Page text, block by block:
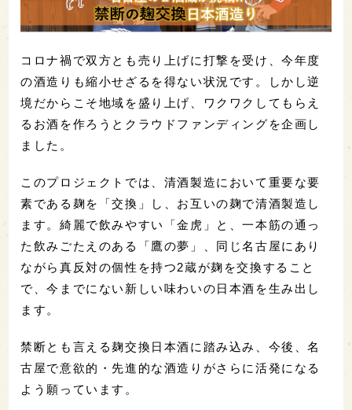
コロナ禍で双方とも売り上げに打撃を受け、今年度
の酒造りも縮小せざるを得ない状況です。しかし逆
境だからこそ地域を盛り上げ、ワクワクしてもらえ
るお酒を作ろうとクラウドファンディングを企画し
ました。
このプロジェクトでは、清酒製造において重要な要
素である麹を「交換」し、お互いの麹で清酒製造し
ます。綺麗で飲みやすい「金虎」と、一本筋の通っ
た飲みごたえのある「鷹の夢」、同じ名古屋にあり
ながら真反対の個性を持つ2蔵が麹を交換すること
で、今までにない新しい味わいの日本酒を生み出し
ます。
禁断とも言える麹交換日本酒に踏み込み、今後、名
古屋で意欲的・先進的な酒造りがさらに活発になる
よう願っています。